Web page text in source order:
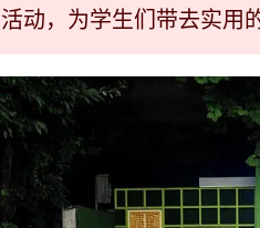
活动，为学生们带去实用